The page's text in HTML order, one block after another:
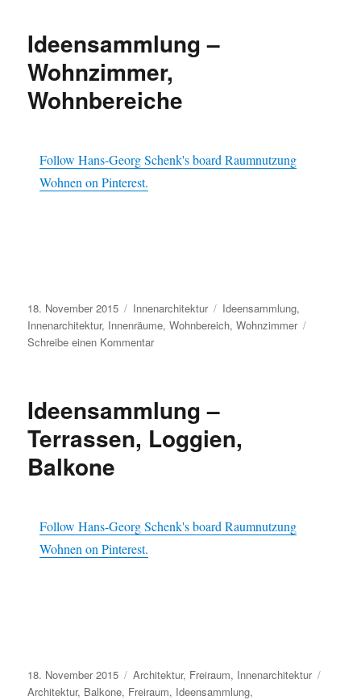
Ideensammlung –
Wohnzimmer,
Wohnbereiche
Follow Hans-Georg Schenk's board Raumnutzung
Wohnen on Pinterest.
Veröffentlicht
am
18. November 2015 Kategorien
Innenarchitektur Schlagwörter
Ideensammlung,
Innenarchitektur, Innenräume,Wohnbereich,Wohnzimmer
Schreibe einen Kommentarzu
Wohnbereiche
Ideensammlung –
Terrassen, Loggien,
Balkone
Follow Hans-Georg Schenk's board Raumnutzung
Wohnen on Pinterest.
Veröffentlicht
am
18. November 2015 Kategorien
Architektur, Freiraum, Innenarchitektur
Architektur, Balkone, Freiraum, Ideensammlung,